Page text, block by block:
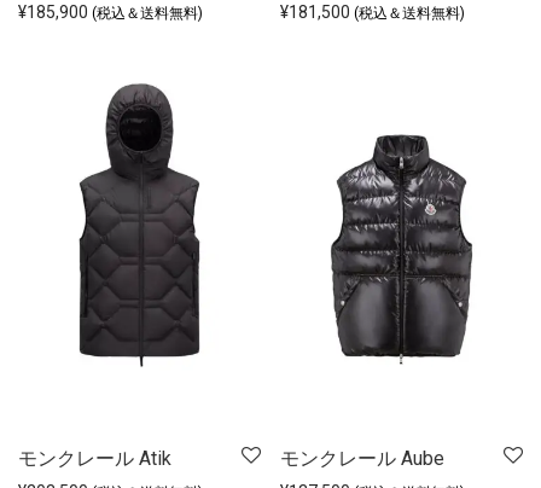
¥185,900 (税込＆送料無料) ¥181,500 (税込＆送料無料)
モンクレール Atik モンクレール Aube